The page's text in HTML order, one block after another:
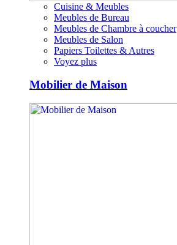
Cuisine & Meubles
Meubles de Bureau
Meubles de Chambre à coucher
Meubles de Salon
Papiers Toilettes & Autres
Voyez plus
Mobilier de Maison